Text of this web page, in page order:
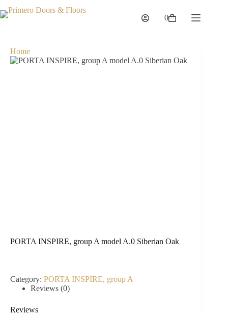
0
Home
PORTA INSPIRE, group A model A.0 Siberian Oak
Category: PORTA INSPIRE, group A
Reviews (0)
Reviews